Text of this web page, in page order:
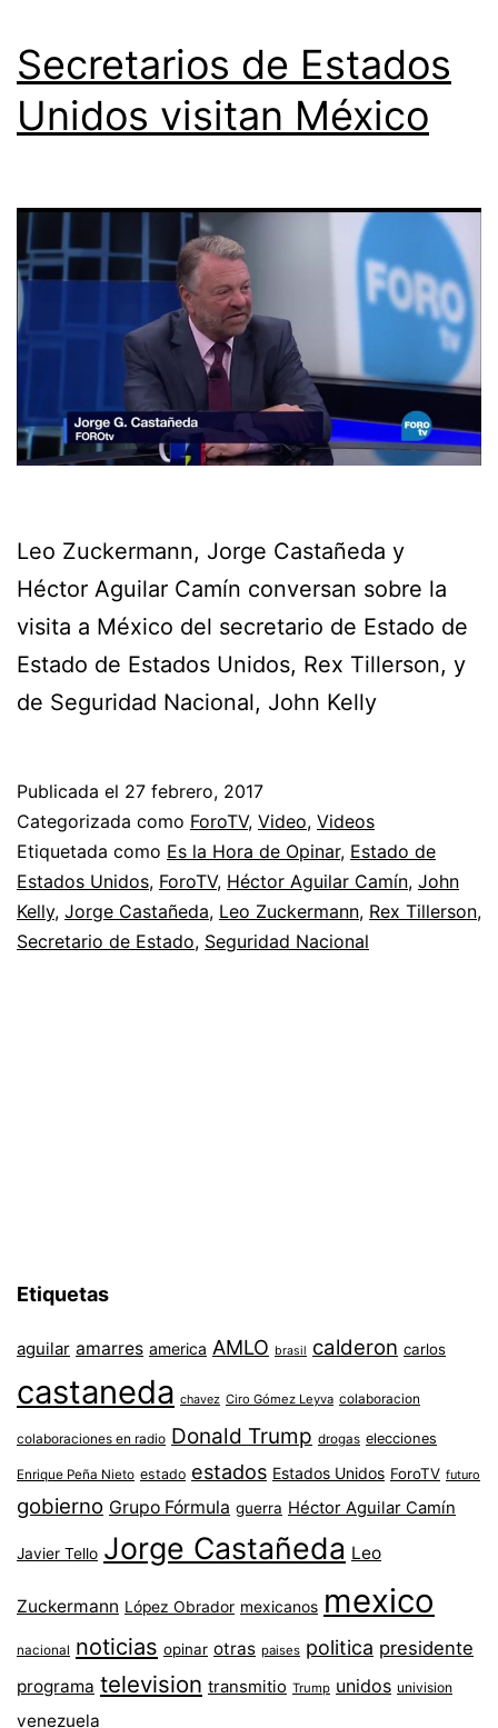
Secretarios de Estados
Unidos visitan México
Leo Zuckermann, Jorge Castañeda y
Héctor Aguilar Camín conversan sobre la
visita a México del secretario de Estado de
Estado de Estados Unidos, Rex Tillerson, y
de Seguridad Nacional, John Kelly
Publicada el 27 febrero, 2017
Categorizada como ForoTV, Video, Videos
Etiquetada como Es la Hora de Opinar, Estado de
Estados Unidos, ForoTV, Héctor Aguilar Camín, John
Kelly, Jorge Castañeda, Leo Zuckermann, Rex Tillerson,
Secretario de Estado, Seguridad Nacional
Etiquetas
aguilar amarres america AMLO brasil calderon carlos
castaneda chavez Ciro Gómez Leyva colaboracion
colaboraciones en radio Donald Trump drogas elecciones
Enrique Peña Nieto estado estados Estados Unidos ForoTV futuro
gobierno Grupo Fórmula guerra Héctor Aguilar Camín
Javier Tello Jorge Castañeda Leo
Zuckermann López Obrador mexicanos mexico
nacional noticias opinar otras paises politica presidente
programa television transmitio Trump unidos univision
venezuela